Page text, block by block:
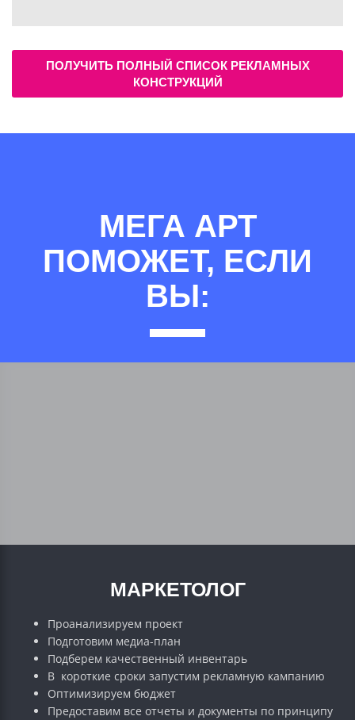
ПОЛУЧИТЬ ПОЛНЫЙ СПИСОК РЕКЛАМНЫХ
КОНСТРУКЦИЙ
МЕГА АРТ
ПОМОЖЕТ, ЕСЛИ
ВЫ:
МАРКЕТОЛОГ
Проанализируем проект
Подготовим медиа-план
Подберем качественный инвентарь
В короткие сроки запустим рекламную кампанию
Оптимизируем бюджет
Предоставим все отчеты и документы по принципу